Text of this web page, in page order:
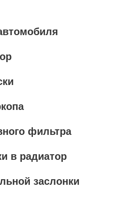
фильтра
в радиатор
заслонки